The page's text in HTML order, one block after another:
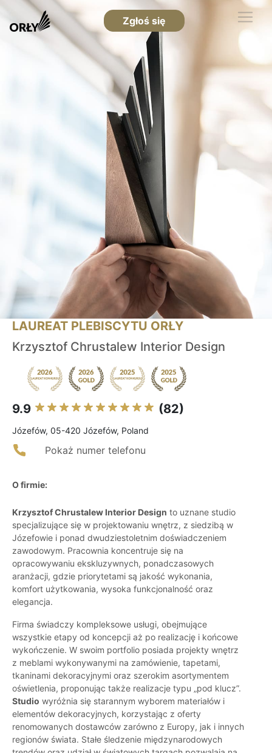
Zgłoś się
LAUREAT PLEBISCYTU ORŁY
Krzysztof Chrustalew Interior Design
9.9 (82)
Józefów, 05-420 Józefów, Poland
Pokaż numer telefonu
O firmie:
Krzysztof Chrustalew Interior Design to uznane studio
specjalizujące się w projektowaniu wnętrz, z siedzibą w
Józefowie i ponad dwudziestoletnim doświadczeniem
zawodowym. Pracownia koncentruje się na
opracowywaniu ekskluzywnych, ponadczasowych
aranżacji, gdzie priorytetami są jakość wykonania,
komfort użytkowania, wysoka funkcjonalność oraz
elegancja.
Firma świadczy kompleksowe usługi, obejmujące
wszystkie etapy od koncepcji aż po realizację i końcowe
wykończenie. W swoim portfolio posiada projekty wnętrz
z meblami wykonywanymi na zamówienie, tapetami,
tkaninami dekoracyjnymi oraz szerokim asortymentem
oświetlenia, proponując także realizacje typu „pod klucz”.
Studio wyróżnia się starannym wyborem materiałów i
elementów dekoracyjnych, korzystając z oferty
renomowanych dostawców zarówno z Europy, jak i innych
regionów świata. Stałe śledzenie międzynarodowych